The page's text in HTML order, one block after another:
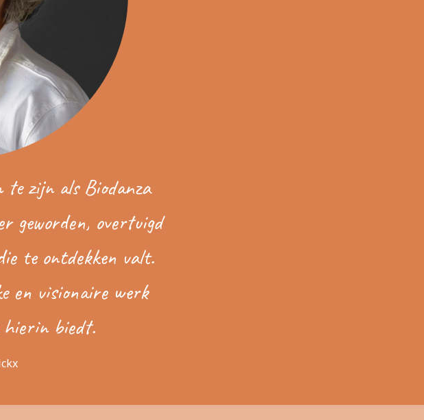
zijn als Biodanza
geworden, overtuigd
te ontdekken valt.
en visionaire werk
hierin biedt.